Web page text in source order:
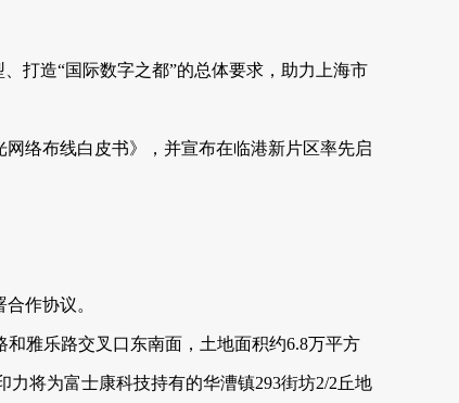
打造“国际数字之都”的总体要求，助力上海市
络布线白皮书》，并宣布在临港新片区率先启
作协议。
雅乐路交叉口东南面，土地面积约6.8万平方
将为富士康科技持有的华漕镇293街坊2/2丘地